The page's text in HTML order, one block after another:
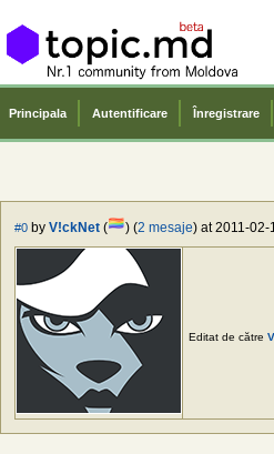
Principala Autentificare Înregistrare
#0 by V!ckNet ( ) (2 mesaje) at 2011-
Editat de către